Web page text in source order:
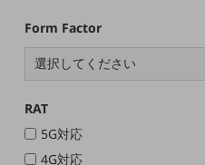
ネットワーク・モバイル
クラウド・データセンター
セキュリティ
Form Factor
RAT
5G対応
4G対応